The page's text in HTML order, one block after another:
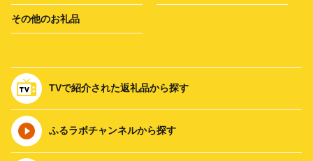
その他のお礼品
TVで紹介された返礼品から探す
ふるラボチャンネルから探す